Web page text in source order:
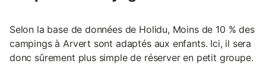
Selon la base de données de Holidu, Moins de 10 % des
campings à Arvert sont adaptés aux enfants. Ici, il sera
donc sûrement plus simple de réserver en petit groupe.